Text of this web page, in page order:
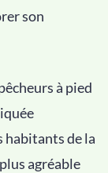
son
à pied
habitants de la
agréable